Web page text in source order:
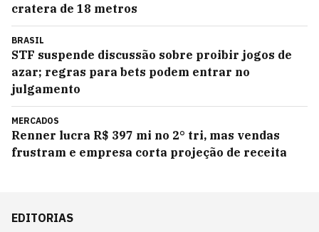
cratera de 18 metros
BRASIL
STF suspende discussão sobre proibir jogos de
azar; regras para bets podem entrar no
julgamento
MERCADOS
Renner lucra R$ 397 mi no 2° tri, mas vendas
frustram e empresa corta projeção de receita
EDITORIAS